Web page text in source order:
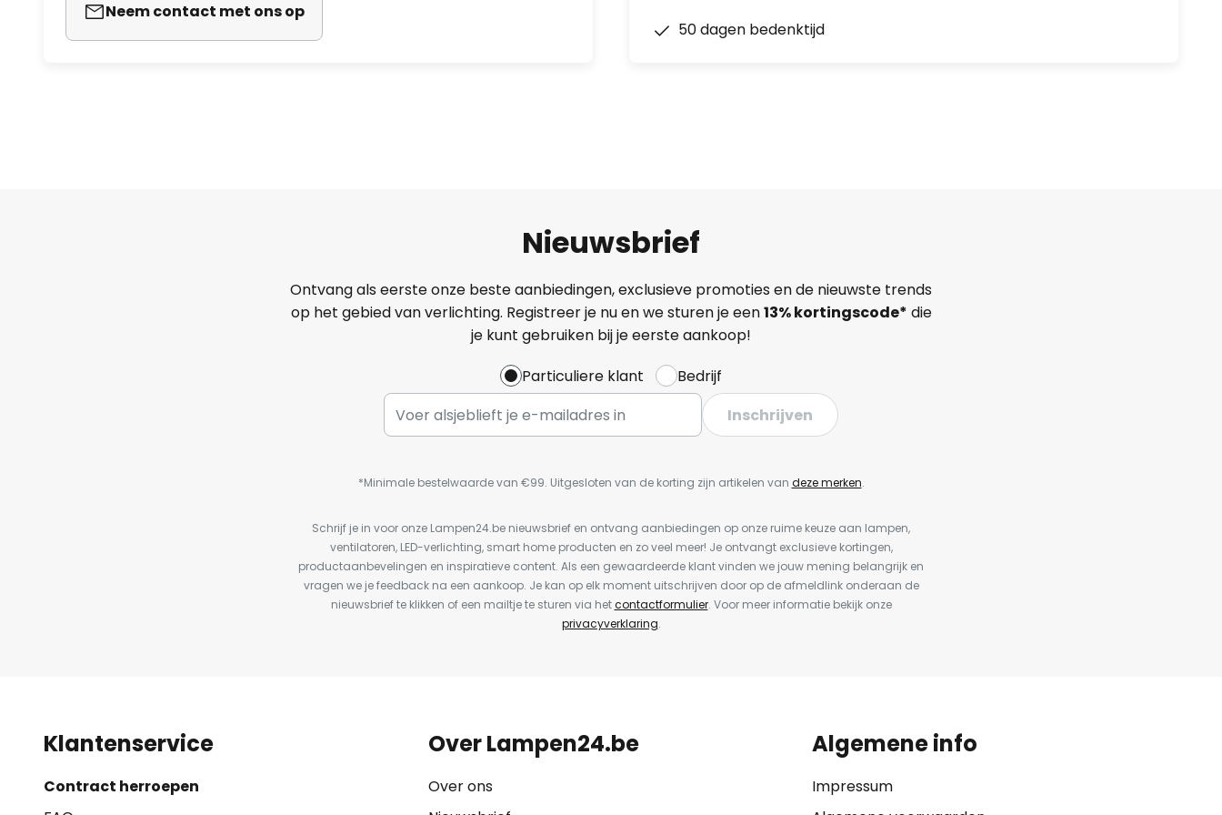
Neem contact met ons op
50 dagen bedenktijd
Nieuwsbrief
Ontvang als eerste onze beste aanbiedingen, exclusieve promoties en de nieuwste trends
op het gebied van verlichting. Registreer je nu en we sturen je een13%kortingscode* die
je kunt gebruiken bij je eerste aankoop!
Particuliere klant
Bedrijf
Inschrijven
*Minimale bestelwaarde van €99. Uitgesloten van de korting zijn artikelen van deze merken.
Schrijf je in voor onze Lampen24.be nieuwsbrief en ontvang aanbiedingen op onze ruime keuze aan lampen,
ventilatoren, LED-verlichting, smart home producten en zo veel meer! Je ontvangt exclusieve kortingen,
productaanbevelingen en inspiratieve content. Als een gewaardeerde klant vinden we jouw mening belangrijk en
vragen we je feedback na een aankoop. Je kan op elk moment uitschrijven door op de afmeldlink onderaan de
nieuwsbrief te klikken of een mailtje te sturen via hetcontactformulier. Voor meer informatie bekijk onze
privacyverklaring.
Klantenservice
Contract herroepen
Over Lampen24.be
Over ons
Algemene info
Impressum